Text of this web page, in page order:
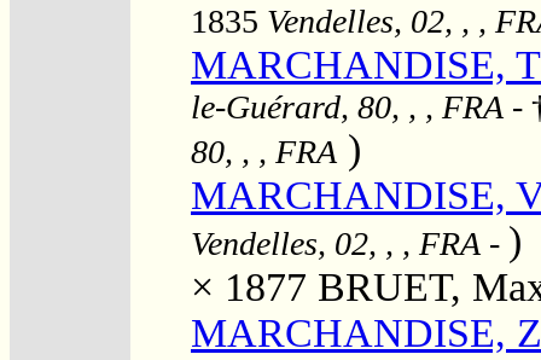
1835 Vendelles, 02, , ,
MARCHANDISE,
le-Guérard, 80, , , FRA -
80, , , FRA )
MARCHANDISE,
Vendelles, 02, , , FRA - )
× 1877 BRUET,
MARCHANDISE,